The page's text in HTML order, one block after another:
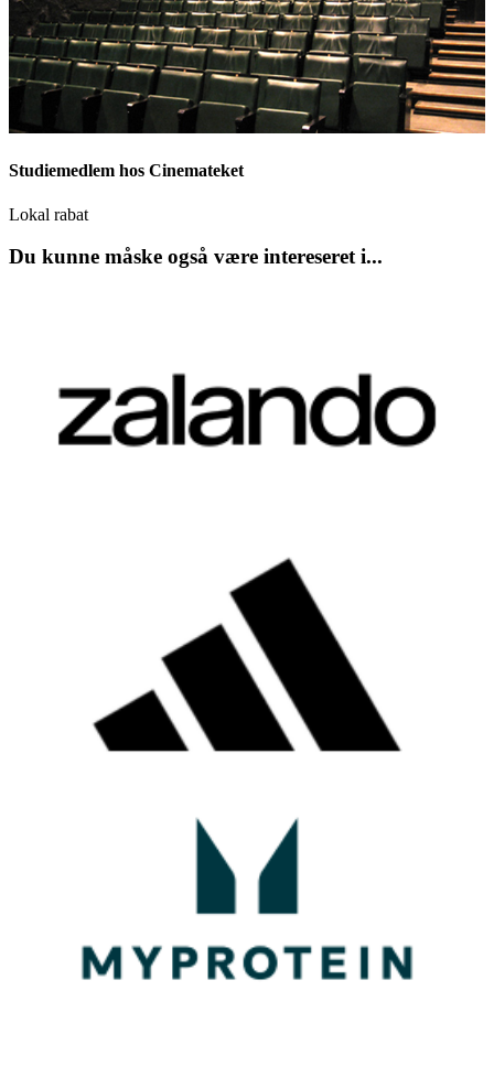
Studiemedlem hos Cinemateket
Lokal rabat
Du kunne måske også være intereseret i...